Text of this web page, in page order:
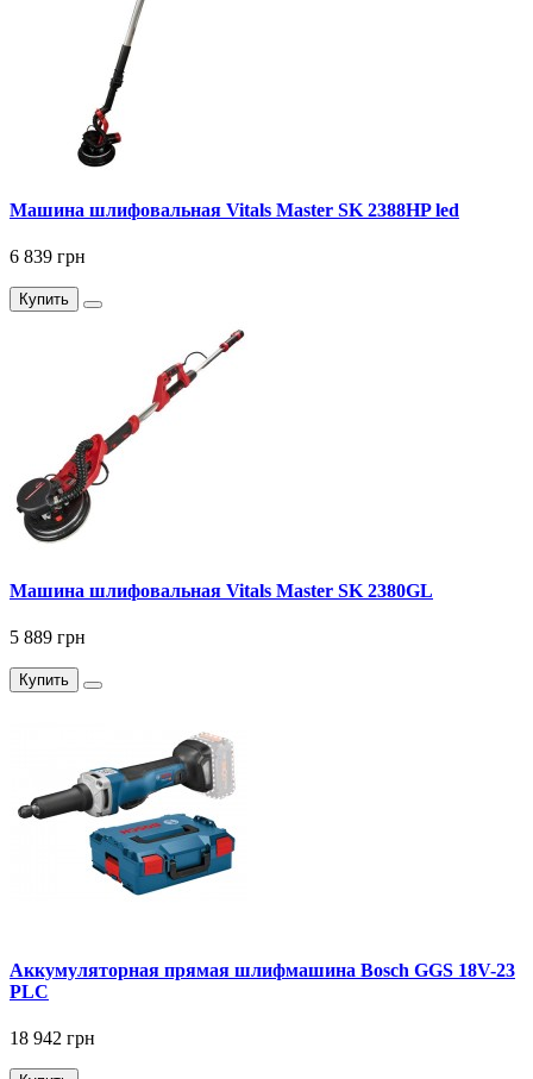
Машина шлифовальная Vitals Master SK 2388HP led
6 839 грн
Купить
Машина шлифовальная Vitals Master SK 2380GL
5 889 грн
Купить
Аккумуляторная прямая шлифмашина Bosch GGS 18V-23
PLC
18 942 грн